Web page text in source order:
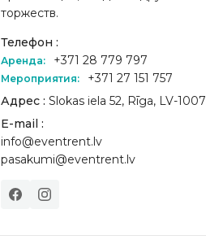
торжеств.
Телефон :
Аренда: +371 28 779 797
Мероприятия:
+371 27 151 757
Адрес : Slokas iela 52, Rīga, LV-1007
E-mail :
info@eventrent.lv
pasakumi@eventrent.lv